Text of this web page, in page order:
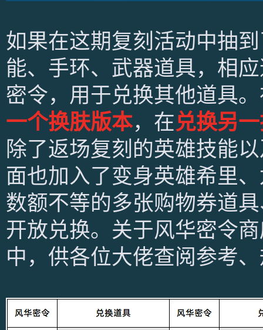
如果在这期复刻活动中抽
能、手环、武器道具，相
密令，用于兑换其他道具
一个换肤版本，在兑换另
除了返场复刻的英雄技能
面也加入了变身英雄希里
数额不等的多张购物券道
开放兑换。关于风华密令
中，供各位大佬查阅参考